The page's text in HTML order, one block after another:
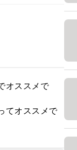
オススメで
てオススメで